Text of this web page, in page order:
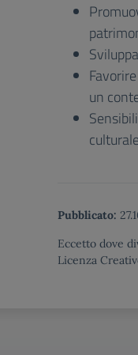
un
Pubblicato:
Eccetto dove
Licenza